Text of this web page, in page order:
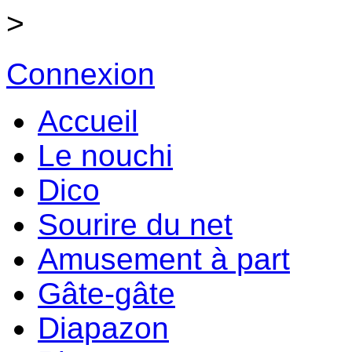
>
Connexion
Accueil
Le nouchi
Dico
Sourire du net
Amusement à part
Gâte-gâte
Diapazon